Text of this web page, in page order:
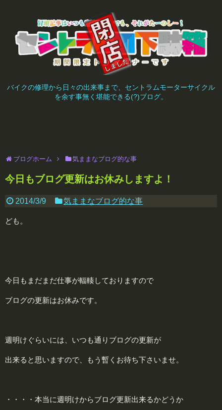
バイクの修理から日々の出来事まで、セントラムモーターサイクル
を余す事無く堪能できる(?)ブログ。
ブログホーム 気ままなブログ的な事
今日もブログ更新はお休みしますよ！
2014/3/9 気ままなブログ的な事
ども。
今日もまだまだ仕事が輻輳しておりますので
ブログの更新はお休みです。
週明けぐらいには、いつも通りブログの更新が
出来ると思いますので、もう暫くお待ち下さいませ。
・・・・本当に週明けからブログ更新出来るかどうか